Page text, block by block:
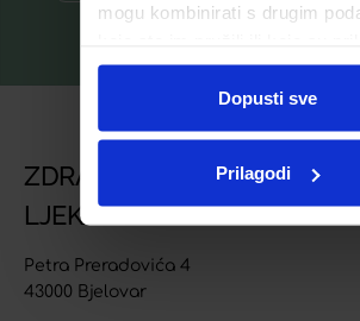
mogu kombinirati s drugim
ste upotrebljavali njihove
Dopusti sve
Prilagodi
ZDRAVSTVENA USTANOVA
LJEKARNA BJELOVAR
Petra Preradovića 4
43000 Bjelovar